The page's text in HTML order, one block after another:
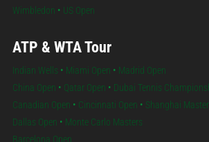
Wimbledon • US Open
ATP & WTA Tour
Indian Wells • Miami Open • Madrid Open
China Open • Qatar Open • Dubai Tennis
Canadian Open • Cincinnati Open • Shanghai
Dallas Open • Monte Carlo Masters
Barcelona Open